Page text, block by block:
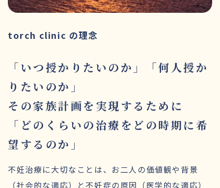
torch clinic の理念
「いつ授かりたいのか」「何人授か
りたいのか」
その家族計画を実現するために
「どのくらいの治療をどの時期に希
望するのか」
不妊治療に大切なことは、お二人の価値観や背景
（社会的な適応）と不妊症の原因（医学的な適応）